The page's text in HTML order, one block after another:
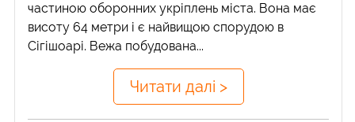
частиною оборонних укріплень міста. Вона має
висоту 64 метри і є найвищою спорудою в
Сігішоарі. Вежа побудована...
Читати далі >